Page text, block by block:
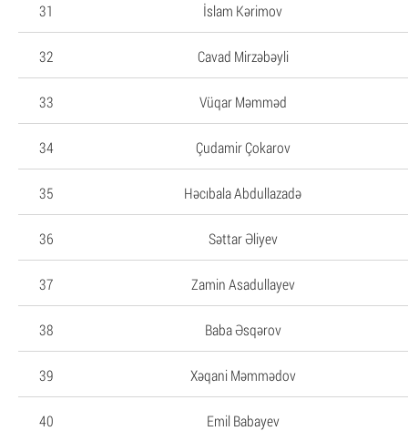
31 İslam Kərimov
32 Cavad Mirzəbəyli
33 Vüqar Məmməd
34 Çudamir Çokarov
35 Həcıbala Abdullazadə
36 Səttar Əliyev
37 Zamin Asadullayev
38 Baba Əsqərov
39 Xəqani Məmmədov
40 Emil Babayev